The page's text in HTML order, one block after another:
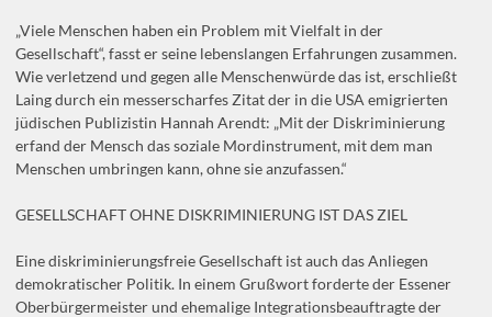
„Viele Menschen haben ein Problem mit Vielfalt in der
Gesellschaft“, fasst er seine lebenslangen Erfahrungen zusammen.
Wie verletzend und gegen alle Menschenwürde das ist, erschließt
Laing durch ein messerscharfes Zitat der in die USA emigrierten
jüdischen Publizistin Hannah Arendt: „Mit der Diskriminierung
erfand der Mensch das soziale Mordinstrument, mit dem man
Menschen umbringen kann, ohne sie anzufassen.“
GESELLSCHAFT OHNE DISKRIMINIERUNG IST DAS ZIEL
Eine diskriminierungsfreie Gesellschaft ist auch das Anliegen
demokratischer Politik. In einem Grußwort forderte der Essener
Oberbürgermeister und ehemalige Integrationsbeauftragte der